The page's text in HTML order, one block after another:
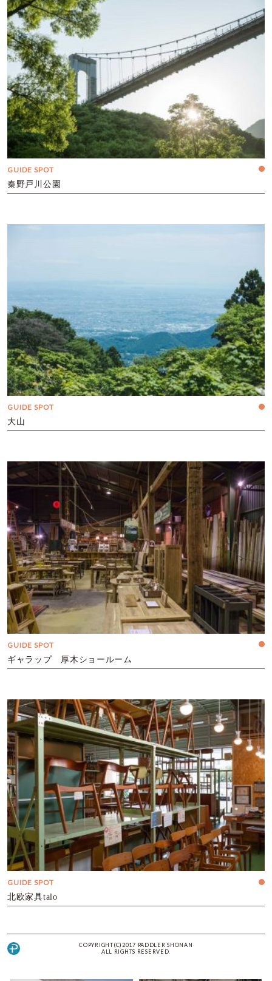
GUIDE SPOT
秦野戸川公園
GUIDE SPOT
大山
GUIDE SPOT
ギャラップ 厚木ショールーム
GUIDE SPOT
北欧家具talo
COPYRIGHT(C)2017 PADDLER SHONAN
ALL RIGHTS RESERVED.